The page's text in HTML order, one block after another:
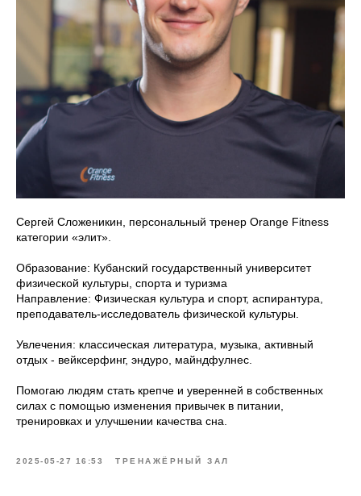
Сергей Сложеникин, персональный тренер Orange Fitness
категории «элит».
Образование: Кубанский государственный университет
физической культуры, спорта и туризма
Направление: Физическая культура и спорт, аспирантура,
преподаватель-исследователь физической культуры.
Увлечения: классическая литература, музыка, активный
отдых - вейксерфинг, эндуро, майндфулнес.
Помогаю людям стать крепче и уверенней в собственных
силах с помощью изменения привычек в питании,
тренировках и улучшении качества сна.
2025-05-27 16:53 ТРЕНАЖЁРНЫЙ ЗАЛ